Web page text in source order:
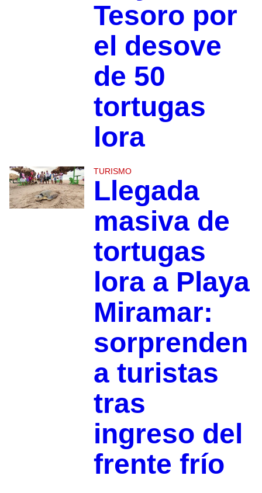
Tesoro por
el desove
de 50
tortugas
lora
TURISMO
Llegada
masiva de
tortugas
lora a Playa
Miramar:
sorprenden
a turistas
tras
ingreso del
frente frío